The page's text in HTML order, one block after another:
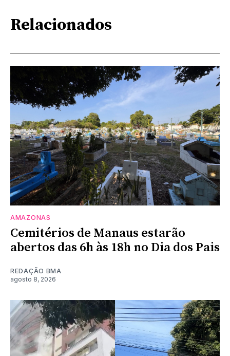
Relacionados
AMAZONAS
Cemitérios de Manaus estarão
abertos das 6h às 18h no Dia dos Pais
REDAÇÃO BMA
agosto 8, 2026